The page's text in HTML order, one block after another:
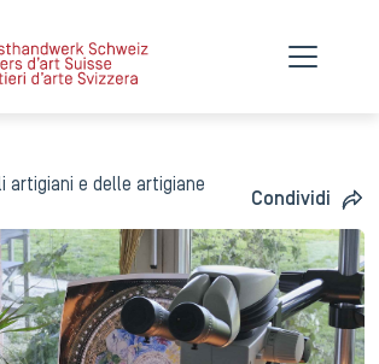
artigiani e delle artigiane
Condividi